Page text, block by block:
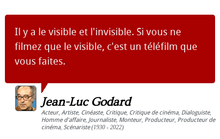
Il y a le visible et l'invisible. Si vous ne
filmez que le visible, c'est un téléfilm que
vous faites.
Jean-Luc Godard
Acteur, Artiste, Cinéaste, Critique, Critique de cinéma, Dialoguiste,
Homme d'affaire, Journaliste, Monteur, Producteur, Producteur de
cinéma, Scénariste(1930 - 2022)